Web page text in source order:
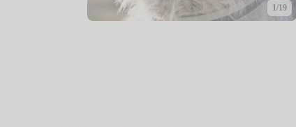
1/19